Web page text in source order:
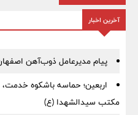
آخرین اخبار
پیام مدیرعامل ذوب‌آهن
اربعین؛ حماسه باشکوه خدمت،
مکتب سیدالشهدا (ع)